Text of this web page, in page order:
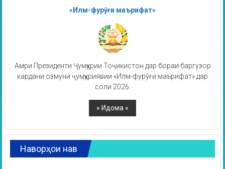
«Илм-фурӯғи маърифат»
Амри Президенти Ҷумҳурии Тоҷикистон дар бораи баргузор
кардани озмуни ҷумҳуриявии «Илм-фурӯғи маърифат» дар
соли 2026.
Наворҳои нав